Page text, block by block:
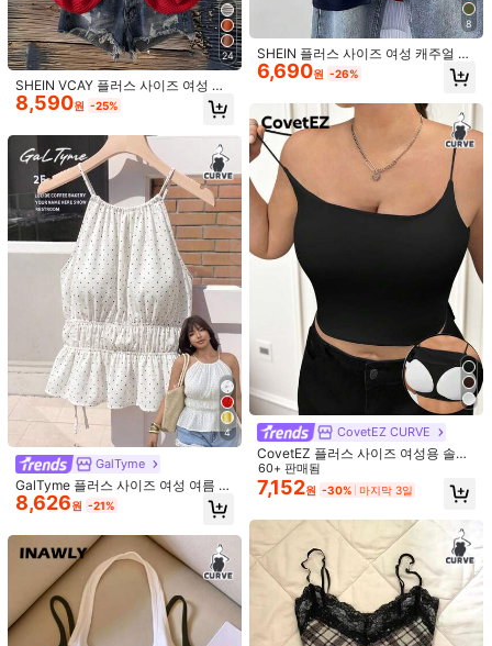
l***0 색: 화이트 / 사이즈: 1XL
Correspondeasutallamegusgaa.
도움이 됨 (0)
소재:
니트 패브릭
구성:
95% 폴리에스터, 5% 폴리우레탄
세부 사항:
비대칭, 루시드, 러플헴
더 보기
GlowEve CURVE
4.76 301K 팔로워
4.76
301K 팔로워
q***w이(가)하루 전에지불됨
4.76 301K 팔로워
4.76 301K 팔로워
4.76 301K 팔로워
301K 팔로워
최근 2.2M개 판매됨 690K 재구매
팔로잉
마음에 드실 거예요.
추천순 속옷 & 잠옷 의류 액세서리 신발 스포츠 & 아웃도어
24
SHEIN VCAY 플러스 사이즈 여성 여
름 살구색 스트라이프 버튼 장식 민소
매 캐미솔
8,590원 -25%
4
GalTyme
GalTyme 플러스 사이즈 여성 여름 솔
리드 레드 백리스 캐미솔, 옆면 끈으로
묶는 디자인, 스트리트 & 휴가 착용에
8,626원 -21%
8
SHEIN 플러스 사이즈 여성 캐주얼 미
니멀리스트 콘트라스트 트림 라운드
넥 탱크 탑, 여름
6,690원 -26%
CovetEZ CURVE
CovetEZ 플러스 사이즈 여성용 솔리
드 컬러 스파게티 스트랩 캐미솔 내장
패드 브라
60+ 판매됨
7,152원 -30% 마지막 3일